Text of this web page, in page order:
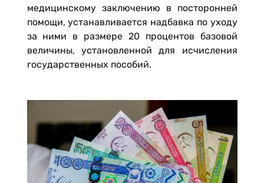
медицинскому заключению в посторонней
помощи, устанавливается надбавка по уходу
за ними в размере 20 процентов базовой
величины, установленной для исчисления
государственных пособий.